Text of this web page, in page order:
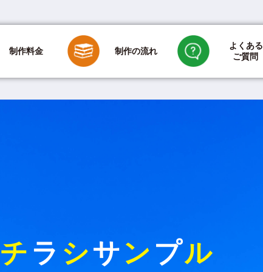
制作料金
みの場合 新聞折込代金
制作の流れ
よくある
ご質問
チ ラ シサン プル